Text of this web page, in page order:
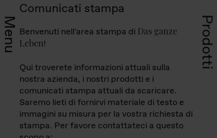
Menu Prodotti
Comunicati stampa
Benvenuti nell'area stampa di Das ganze
Leben!
Qui troverete informazioni attuali sulla
nostra azienda, i nostri prodotti e i
comunicati stampa attuali da scaricare.
Saremo lieti di fornirvi materiale di testo e
immagini su misura per la vostra richiesta di
stampa. Per favore contattateci a questo